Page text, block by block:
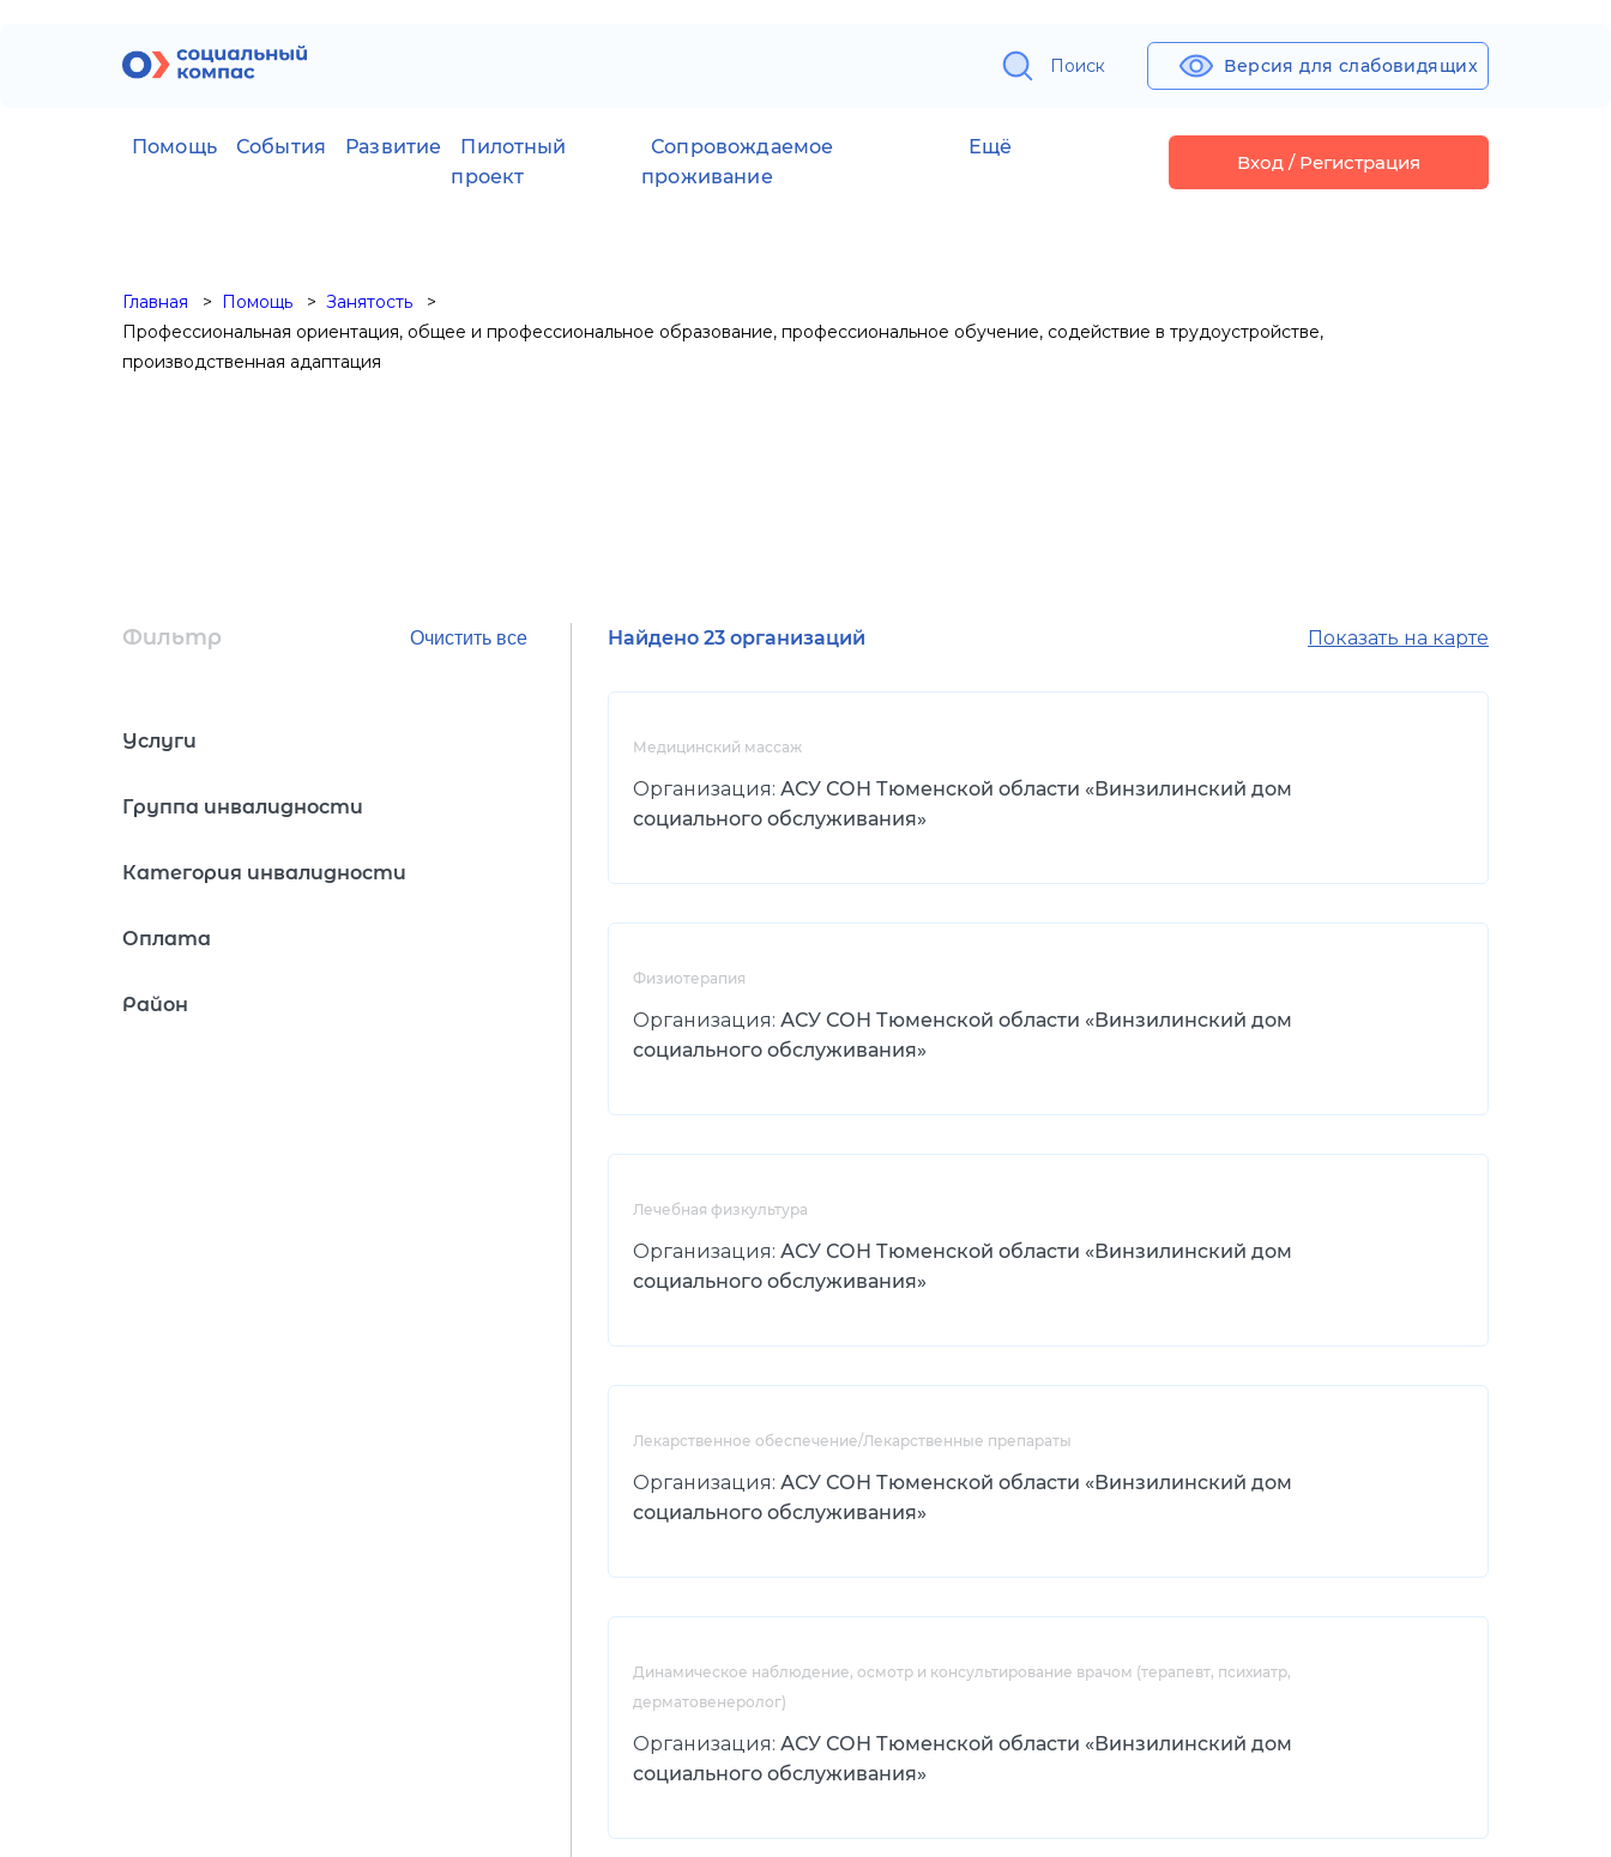
Поиск Версия для слабовидящих
Помощь События Развитие
Пилотный
проект
Сопровождаемое
проживание
Ещё
Вход / Регистрация
Главная Помощь
Занятость
Профессиональная ориентация, общее и профессиональное образование, профессиональное обучение, содействие в трудоустройстве,
производственная адаптация
Фильтр
Услуги
Группа инвалидности
Категория инвалидности
Оплата
Район
Найдено 23 организаций Показать на карте
Медицинский массаж
Организация: АСУ СОН Тюменской области «Винзилинский дом
социального обслуживания»
Физиотерапия
Организация: АСУ СОН Тюменской области «Винзилинский дом
социального обслуживания»
Лечебная физкультура
Организация: АСУ СОН Тюменской области «Винзилинский дом
социального обслуживания»
Лекарственное обеспечение/Лекарственные препараты
Организация: АСУ СОН Тюменской области «Винзилинский дом
социального обслуживания»
Динамическое наблюдение, осмотр и консультирование врачом (терапевт, психиатр,
дерматовенеролог)
Организация: АСУ СОН Тюменской области «Винзилинский дом
социального обслуживания»